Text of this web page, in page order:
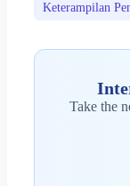
Keterampilan
Take the